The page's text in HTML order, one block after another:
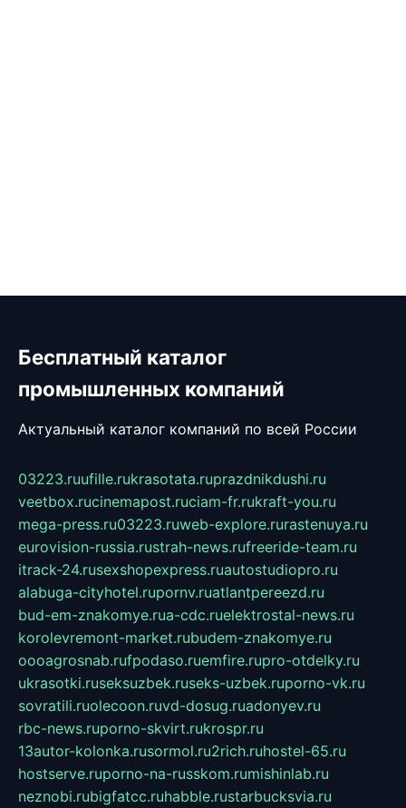
Бесплатный каталог
промышленных компаний
Актуальный каталог компаний по всей России
03223.ruufille.rukrasotata.ruprazdnikdushi.ru
veetbox.rucinemapost.ruciam-fr.rukraft-you.ru
mega-press.ru03223.ruweb-explore.rurastenuya.ru
eurovision-russia.rustrah-news.rufreeride-team.ru
itrack-24.rusexshopexpress.ruautostudiopro.ru
alabuga-cityhotel.rupornv.ruatlantpereezd.ru
bud-em-znakomye.rua-cdc.ruelektrostal-news.ru
korolevremont-market.rubudem-znakomye.ru
oooagrosnab.rufpodaso.ruemfire.rupro-otdelky.ru
ukrasotki.ruseksuzbek.ruseks-uzbek.ruporno-vk.ru
sovratili.ruolecoon.ruvd-dosug.ruadonyev.ru
rbc-news.ruporno-skvirt.rukrospr.ru
13autor-kolonka.rusormol.ru2rich.ruhostel-65.ru
hostserve.ruporno-na-russkom.rumishinlab.ru
neznobi.rubigfatcc.ruhabble.rustarbucksvia.ru